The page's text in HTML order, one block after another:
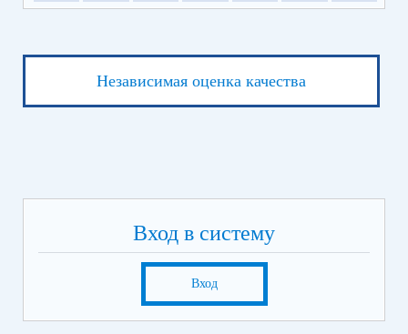
Независимая оценка качества
Вход в систему
Вход